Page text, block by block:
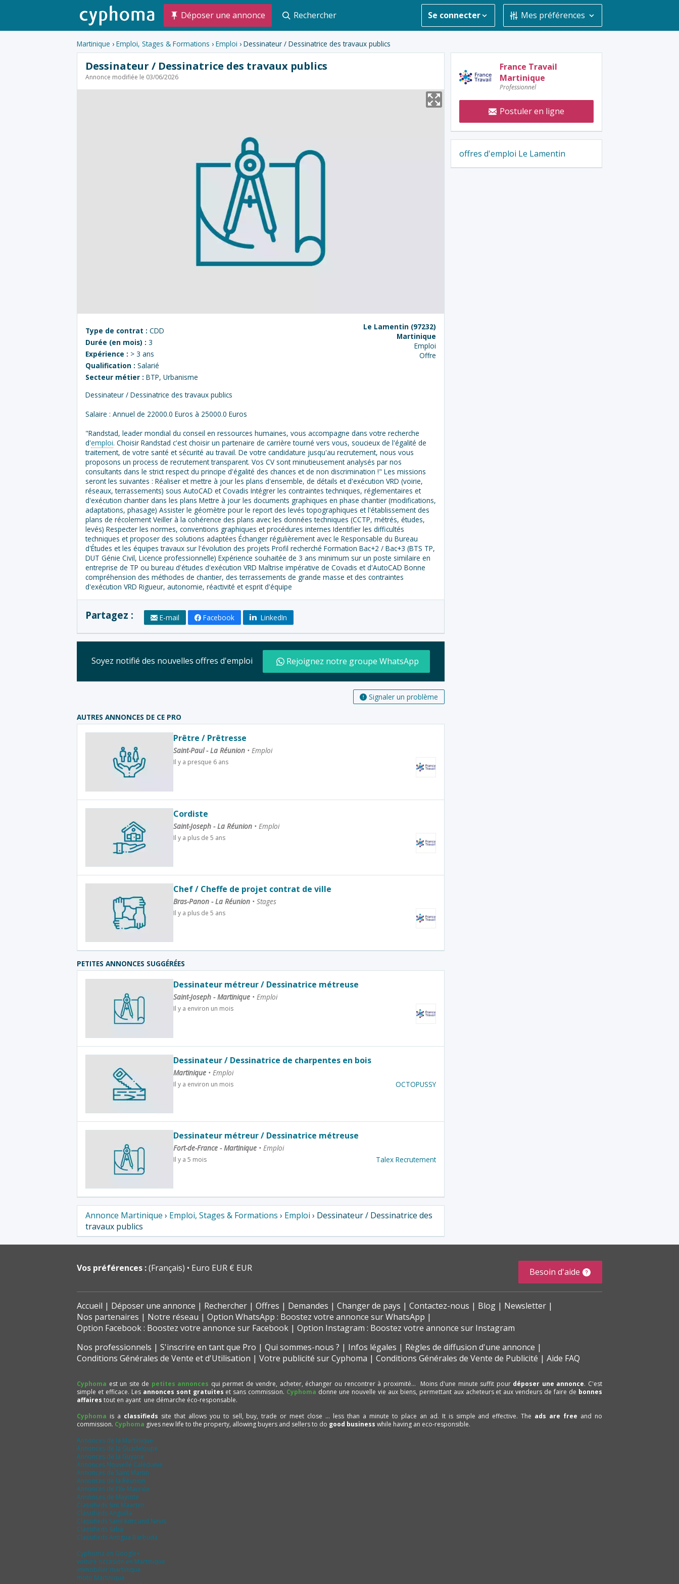
Déposer une annonce Rechercher Se connecter Mes préférences
Martinique › Emploi, Stages & Formations › Emploi › Dessinateur / Dessinatrice des travaux publics
Dessinateur / Dessinatrice des travaux publics
Annonce modifiée le 03/06/2026
Type de contrat : CDD
Durée (en mois) : 3
Expérience : > 3 ans
Qualification : Salarié
Secteur métier : BTP, Urbanisme
Le Lamentin (97232)
Martinique
Emploi
Offre
Dessinateur / Dessinatrice des travaux publics
Salaire : Annuel de 22000.0 Euros à 25000.0 Euros
"Randstad, leader mondial du conseil en ressources humaines, vous accompagne dans votre recherche
d'emploi. Choisir Randstad c'est choisir un partenaire de carrière tourné vers vous, soucieux de l'égalité de
traitement, de votre santé et sécurité au travail. De votre candidature jusqu'au recrutement, nous vous
proposons un process de recrutement transparent. Vos CV sont minutieusement analysés par nos
consultants dans le strict respect du principe d'égalité des chances et de non discrimination !" Les missions
seront les suivantes : Réaliser et mettre à jour les plans d'ensemble, de détails et d'exécution VRD (voirie,
réseaux, terrassements) sous AutoCAD et Covadis Intégrer les contraintes techniques, réglementaires et
d'exécution chantier dans les plans Mettre à jour les documents graphiques en phase chantier (modifications,
adaptations, phasage) Assister le géomètre pour le report des levés topographiques et l'établissement des
plans de récolement Veiller à la cohérence des plans avec les données techniques (CCTP, métrés, études,
levés) Respecter les normes, conventions graphiques et procédures internes Identifier les difficultés
techniques et proposer des solutions adaptées Échanger régulièrement avec le Responsable du Bureau
d'Études et les équipes travaux sur l'évolution des projets Profil recherché Formation Bac+2 / Bac+3 (BTS TP,
DUT Génie Civil, Licence professionnelle) Expérience souhaitée de 3 ans minimum sur un poste similaire en
entreprise de TP ou bureau d'études d'exécution VRD Maîtrise impérative de Covadis et d'AutoCAD Bonne
compréhension des méthodes de chantier, des terrassements de grande masse et des contraintes
d'exécution VRD Rigueur, autonomie, réactivité et esprit d'équipe
Partagez : E-mail Facebook LinkedIn
Soyez notifié des nouvelles offres d'emploi Rejoignez notre groupe WhatsApp
Signaler un problème
AUTRES ANNONCES DE CE PRO
Prêtre / Prêtresse
Saint-Paul - La Réunion • Emploi
Il y a presque 6 ans
Cordiste
Saint-Joseph - La Réunion • Emploi
Il y a plus de 5 ans
Chef / Cheffe de projet contrat de ville
Bras-Panon - La Réunion • Stages
Il y a plus de 5 ans
PETITES ANNONCES SUGGÉRÉES
Dessinateur métreur / Dessinatrice métreuse
Saint-Joseph - Martinique • Emploi
Il y a environ un mois
Dessinateur / Dessinatrice de charpentes en bois
Martinique • Emploi
Il y a environ un mois OCTOPUSSY
Dessinateur métreur / Dessinatrice métreuse
Fort-de-France - Martinique • Emploi
Il y a 5 mois Talex Recrutement
Annonce Martinique › Emploi, Stages & Formations › Emploi › Dessinateur / Dessinatrice des
travaux publics
Contacter
l'annonceur
France Travail
Martinique
Professionnel
Postuler en ligne
offres d'emploi Le Lamentin
Vos préférences :(Français) Euro EUR € EUR Besoin d'aide
Accueil Déposer une annonce Rechercher Offres Demandes Changer de pays Contactez-nous Blog
Newsletter
Nos partenaires
Notre réseau
Option WhatsApp : Boostez votre annonce sur WhatsApp
Option Facebook : Boostez votre annonce sur Facebook
Option Instagram : Boostez votre annonce sur Instagram
Nos professionnels
S'inscrire en tant que Pro Qui sommes-nous ? Infos légales
Règles de diffusion d'une annonce
Conditions Générales de Vente et d'Utilisation
Votre publicité sur Cyphoma Conditions Générales de Vente de Publicité Aide FAQ
Cyphoma est un site de petites annonces qui permet de vendre, acheter, échanger ou rencontrer à proximité… Moins d'une minute suffit pour déposer une annonce. C'est
simple et efficace. Les annonces sont gratuites et sans commission. Cyphoma donne une nouvelle vie aux biens, permettant aux acheteurs et aux vendeurs de faire de bonnes
affaires tout en ayant une démarche éco-responsable.
Cyphoma is a classifieds site that allows you to sell, buy, trade or meet close ... less than a minute to place an ad. It is simple and effective. The ads are free and no
commission. Cyphoma gives new life to the property, allowing buyers and sellers to do good business while having an eco-responsible.
Annonces de la Martinique
Annonces de la Guadeloupe
Annonces de la Guyane
Annonces Nouvelle Calédonie
Annonces de Saint Martin
Annonces de la Réunion
Annonces de l'Ile Maurice
Annonces de Mayotte
Classifieds Sint Maarten
Classifieds Anguilla
Classifieds Saint Kitts and Nevis
Classifieds Saba
Classifieds Antigua Barbuda
Cyphoma on Google+
voiture occasion en Martinique
immobilier martinique
moto Martinique